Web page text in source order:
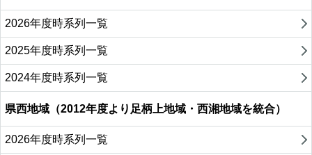
2026年度時系列一覧
2025年度時系列一覧
2024年度時系列一覧
県西地域（2012年度より足柄上地域・西湘地域を統合）
2026年度時系列一覧